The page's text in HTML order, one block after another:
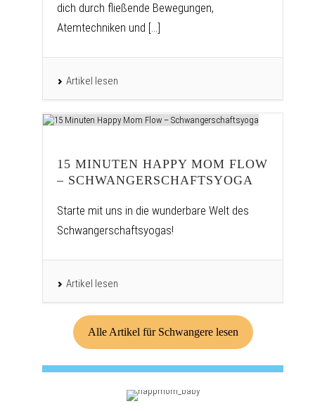
dich durch fließende Bewegungen,
Atemtechniken und [...]
Artikel lesen
15 MINUTEN HAPPY MOM FLOW
– SCHWANGERSCHAFTSYOGA
Starte mit uns in die wunderbare Welt des
Schwangerschaftsyogas!
Artikel lesen
Alle Artikel für Schwangere lesen